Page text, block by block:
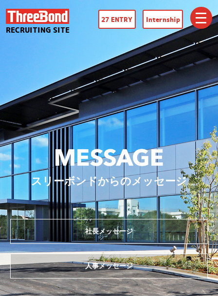
RECRUITING SITE
27 ENTRY Internship
スリーボンドからのメッセージ
社長メッセージ
人事メッセージ